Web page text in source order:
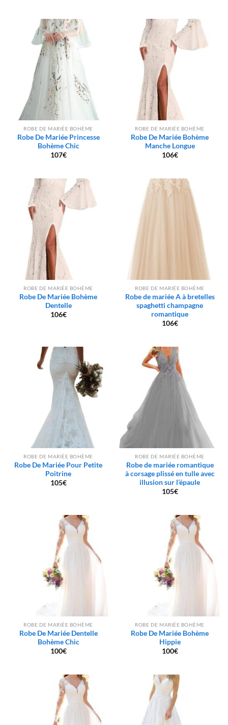
ROBE DE MARIÉE BOHÈME
Robe De Mariée Princesse
Bohème Chic
107€
ROBE DE MARIÉE BOHÈME
Robe De Mariée Bohème
Manche Longue
106€
ROBE DE MARIÉE BOHÈME
Robe De Mariée Bohème
Dentelle
106€
ROBE DE MARIÉE BOHÈME
Robe de mariée A à bretelles
spaghetti champagne
romantique
106€
ROBE DE MARIÉE BOHÈME
Robe De Mariée Pour Petite
Poitrine
105€
ROBE DE MARIÉE BOHÈME
Robe de mariée romantique
à corsage plissé en tulle avec
illusion sur l’épaule
105€
ROBE DE MARIÉE BOHÈME
Robe De Mariée Dentelle
Bohème Chic
100€
ROBE DE MARIÉE BOHÈME
Robe De Mariée Bohème
Hippie
100€